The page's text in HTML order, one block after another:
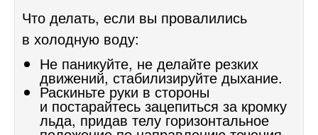
Что делать, если вы провалились
в холодную воду:
Не паникуйте, не делайте резких
движений, стабилизируйте дыхание.
Раскиньте руки в стороны
и постарайтесь зацепиться за кромку
льда, придав телу горизонтальное